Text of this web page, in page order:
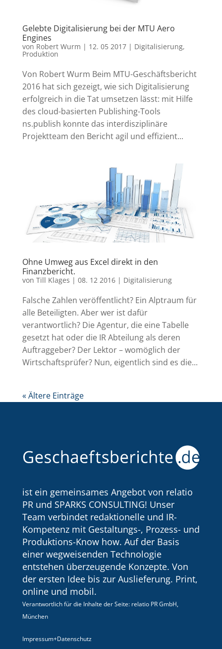
Gelebte Digitalisierung bei der MTU Aero
Engines
von Robert Wurm | 12. 05 2017| Digitalisierung,
Produktion
Von Robert Wurm Beim MTU-Geschäftsbericht
2016 hat sich gezeigt, wie sich Digitalisierung
erfolgreich in die Tat umsetzen lässt: mit Hilfe
des cloud-basierten Publishing-Tools
ns.publish konnte das interdisziplinäre
Projektteam den Bericht agil und effizient...
Ohne Umweg aus Excel direkt in den
Finanzbericht.
von Till Klages | 08. 12 2016| Digitalisierung
Falsche Zahlen veröffentlicht? Ein Alptraum für
alle Beteiligten. Aber wer ist dafür
verantwortlich? Die Agentur, die eine Tabelle
gesetzt hat oder die IR Abteilung als deren
Auftraggeber? Der Lektor – womöglich der
Wirtschaftsprüfer? Nun, eigentlich sind es die...
« Ältere Einträge
ist ein gemeinsames Angebot von relatio
PR und SPARKS CONSULTING! Unser
Team verbindet redaktionelle und IR-
Kompetenz mit Gestaltungs-, Prozess- und
Produktions-Know how. Auf der Basis
einer wegweisenden Technologie
entstehen überzeugende Konzepte. Von
der ersten Idee bis zur Auslieferung. Print,
online und mobil.
Verantwortlich für die Inhalte der Seite: relatio PR GmbH,
München
Impressum+Datenschutz